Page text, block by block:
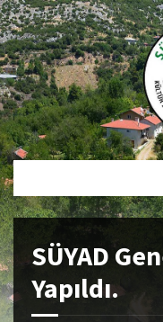
SÜYAD
Yapıldı.